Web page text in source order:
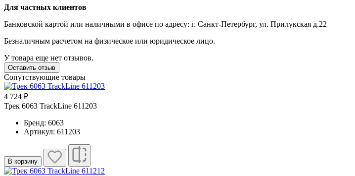
Для частных клиентов
Банковской картой или наличными в офисе по адресу: г. Санкт-Петербург, ул. Прилукская д.22
Безналичным расчетом на физическое или юридическое лицо.
У товара еще нет отзывов.
Оставить отзыв
Сопутствующие товары
4 724 ₽
Трек 6063 TrackLine 611203
Бренд: 6063
Артикул: 611203
В корзину